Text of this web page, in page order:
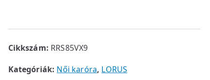
Cikkszám: RRS85VX9
Kategóriák: Női karóra, LORUS